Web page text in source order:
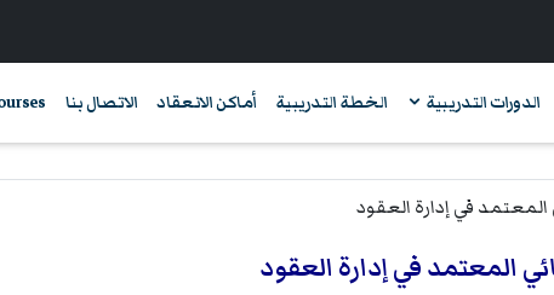
الدورات التدريبية الخطة التدريبية أماكن الانعقاد الاتصال بنا
المعتمد في إدارة العقود